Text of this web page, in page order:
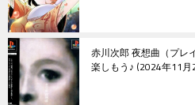
赤川次郎 夜想曲（プレ
楽しもう♪ 2024年11